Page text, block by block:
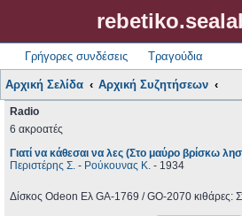
Γρήγορες συνδέσεις Τραγούδια
Αρχική Σελίδα Αρχική Συζητήσεων
Radio
6 ακροατές
Γιατί να κάθεσαι να λες (Στο μαύρο βρίσκω
Περιστέρης Σ. - Ρούκουνας Κ. - 1934
Δίσκος Odeon Ελ GA-1769 / GO-2070 κιθάρες: